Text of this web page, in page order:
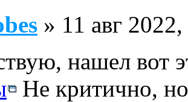
» 11 авг
нашел вот
Не критично,